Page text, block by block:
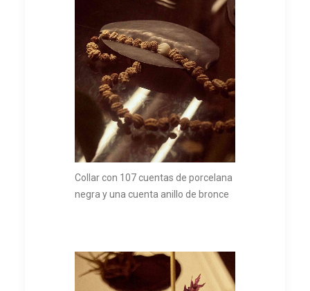
Collar con 107 cuentas de porcelana
negra y una cuenta anillo de bronce